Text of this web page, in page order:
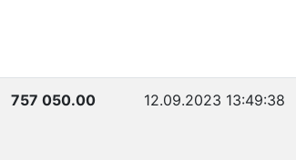
757 050.00 12.09.2023 13:49:38